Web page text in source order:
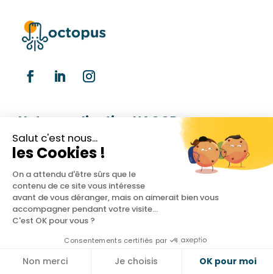
Salut c'est nous...
les Cookies !
On a attendu d'être sûrs que le
contenu de ce site vous intéresse
avant de vous déranger, mais on aimerait bien vous
accompagner pendant votre visite...
C'est OK pour vous ?
Consentements certifiés par
Non merci Je choisis OK pour moi
Cookies
Notre application HACCP
Traçabilité
Températures
Plan de nettoyage
Livraisons